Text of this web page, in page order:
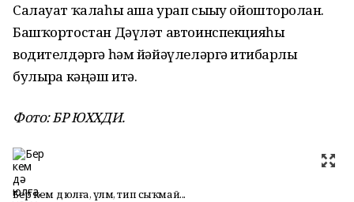
Салауат ҡалаһы аша урап сығыу ойошторолған.
Башҡортостан Дәүләт автоинспекцияһы
водителдәргә һәм йәйәүлеләргә иғтибарлы
булырға кәңәш итә.
Фото: БР ЮХХДИ.
Бер кем дә юлға, үләм, тип сыҡмай...